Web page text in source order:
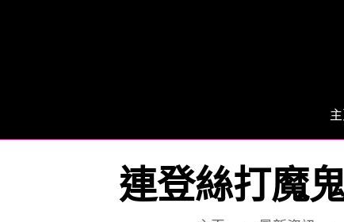
連登絲打魔